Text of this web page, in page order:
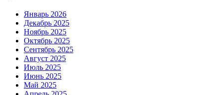
Январь 2026
Декабрь 2025
Ноябрь 2025
Октябрь 2025
Сентябрь 2025
Август 2025
Июль 2025
Июнь 2025
Май 2025